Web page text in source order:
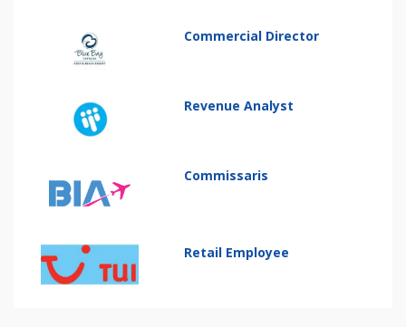
Commercial Director
Revenue Analyst
Commissaris
Retail Employee